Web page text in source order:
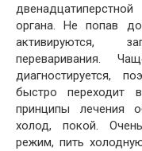
органа. Не попав
активируются,
переваривания.
диагностируется,
быстро переходит
принципы лечения
холод, покой.
режим, пить